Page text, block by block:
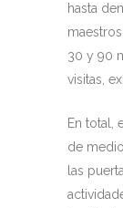
hasta
30 y 90
visitas,
En total,
de
las